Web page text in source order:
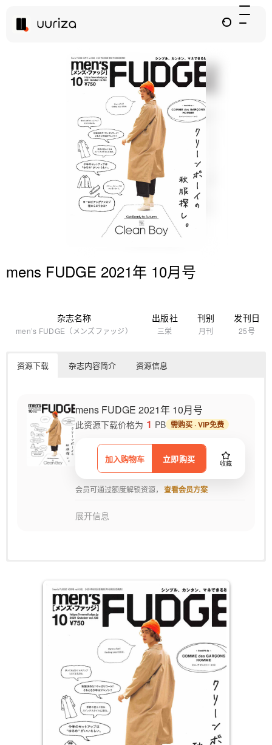
mens FUDGE 2021年 10月号
杂志名称
men’s FUDGE（メンズファッジ）
出版社
三栄
刊别
月刊
发刊日
25号
资源下载 杂志内容简介 资源信息
mens FUDGE 2021年 10月号
加入购物车 立即购买 收藏
此资源下载价格为 1 PB 需购买 · VIP免费
会员可通过额度解锁资源， 查看会员方案
展开信息
风格呢？不论哪一种风格STYLE，本杂志都将带领读者深入了解如
何穿出各风格的精髓典范，且每期皆以不同的风格切入，提供该风格
道地的穿搭示范、衣着新款。且每期皆会特设单元网罗潮流圣品，举
凡深冬最百搭的外套、秋天最适的长裤、或是画龙点睛般的小物精
选、展现男性风尚品味的鞋款…等等，让读者穿出符合自己的内敛气